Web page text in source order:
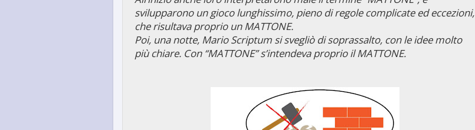
svilupparono un gioco lunghissimo, pieno di regole complicate ed eccezioni,
che risultava proprio un MATTONE.
Poi, una notte, Mario Scriptum si svegliò di soprassalto, con le idee molto
più chiare. Con “MATTONE” s’intendeva proprio il MATTONE.